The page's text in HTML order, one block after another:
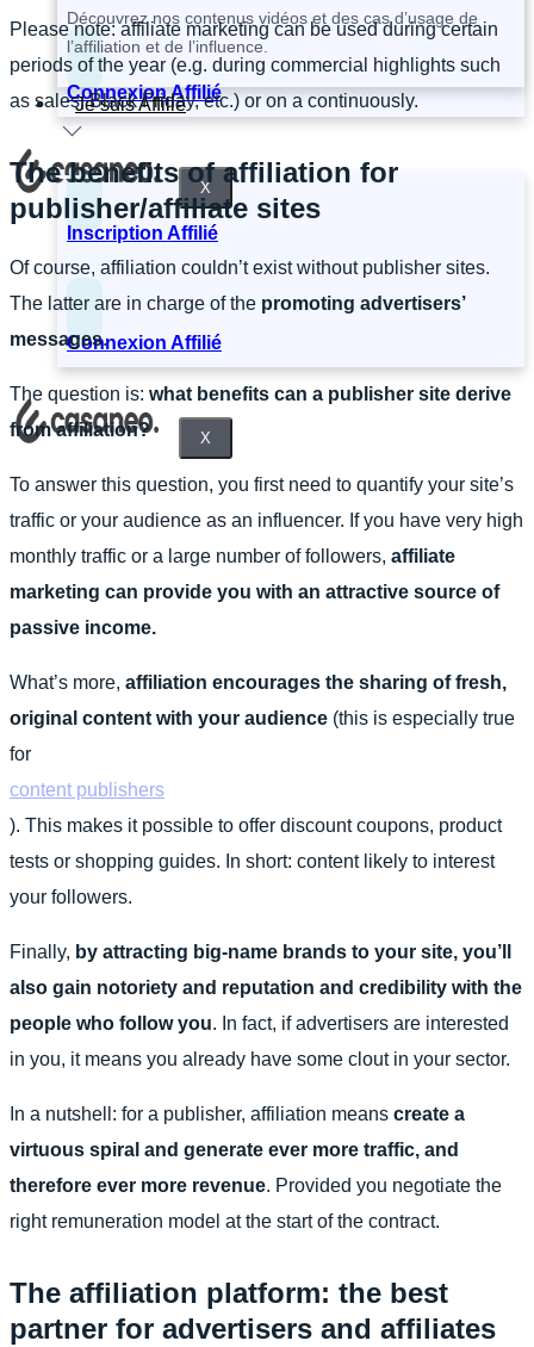
Connexion Affilié
X
Découvrez nos contenus vidéos et des cas d’usage de
l’affiliation et de l’influence.
Je suis Affilié
Inscription Affilié
Connexion Affilié
X
Please note: affiliate marketing can be used during certain
periods of the year (e.g. during commercial highlights such
as sales, Black Friday, etc.) or on a continuously.
The benefits of affiliation for
publisher/affiliate sites
Of course, affiliation couldn’t exist without publisher sites.
The latter are in charge of the promoting advertisers’
messages.
The question is: what benefits can a publisher site derive
from affiliation?
To answer this question, you first need to quantify your site’s
traffic or your audience as an influencer. If you have very high
monthly traffic or a large number of followers, affiliate
marketing can provide you with an attractive source of
passive income.
What’s more, affiliation encourages the sharing of fresh,
original content with your audience (this is especially true
for
content publishers
). This makes it possible to offer discount coupons, product
tests or shopping guides. In short: content likely to interest
your followers.
Finally, by attracting big-name brands to your site, you’ll
also gain notoriety and reputation and credibility with the
people who follow you. In fact, if advertisers are interested
in you, it means you already have some clout in your sector.
In a nutshell: for a publisher, affiliation means create a
virtuous spiral and generate ever more traffic, and
therefore ever more revenue. Provided you negotiate the
right remuneration model at the start of the contract.
The affiliation platform: the best
partner for advertisers and affiliates